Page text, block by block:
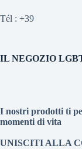
Tél : +39
IL NEGOZIO
I nostri prodotti ti
momenti di vita
UNISCITI ALLA